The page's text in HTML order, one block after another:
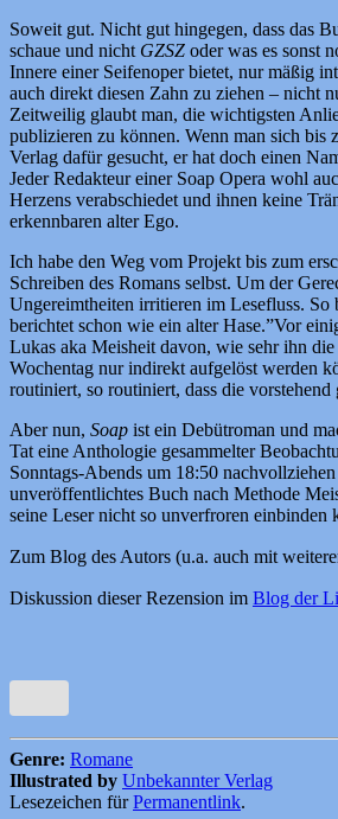
Soweit gut. Nicht gut hingegen, dass das
schaue und nicht GZSZ oder was es sonst
Innere einer Seifenoper bietet, nur mäßig
auch direkt diesen Zahn zu ziehen – nicht
Zeitweilig glaubt man, die wichtigsten
publizieren zu können. Wenn man sich bis
Verlag dafür gesucht, er hat doch einen
Jeder Redakteur einer Soap Opera wohl
Herzens verabschiedet und ihnen keine
erkennbaren alter Ego.
Ich habe den Weg vom Projekt bis zum
Schreiben des Romans selbst. Um der
Ungereimtheiten irritieren im Lesefluss.
berichtet schon wie ein alter Hase.”Vor
Lukas aka Meisheit davon, wie sehr ihn
Wochentag nur indirekt aufgelöst werden
routiniert, so routiniert, dass die
Aber nun, Soap ist ein Debütroman und
Tat eine Anthologie gesammelter
Sonntags-Abends um 18:50
unveröffentlichtes Buch nach Methode
seine Leser nicht so unverfroren
Zum Blog des Autors (u.a. auch mit
Diskussion dieser Rezension im Blog der
Genre: Romane
Illustrated by Unbekannter Verlag
Lesezeichen fürPermanentlink.